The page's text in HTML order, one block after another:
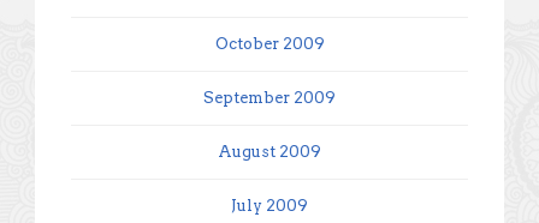
October 2009
September 2009
August 2009
July 2009